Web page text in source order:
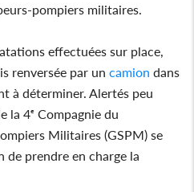
pompiers militaires.
effectuées sur place,
renversée par uncamion dans
à déterminer. Alertés peu
la 4ᵉ Compagnie du
Militaires (GSPM) se
de prendre en charge la